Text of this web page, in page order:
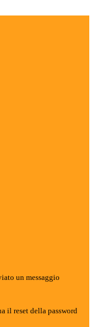
un messaggio
il reset della password